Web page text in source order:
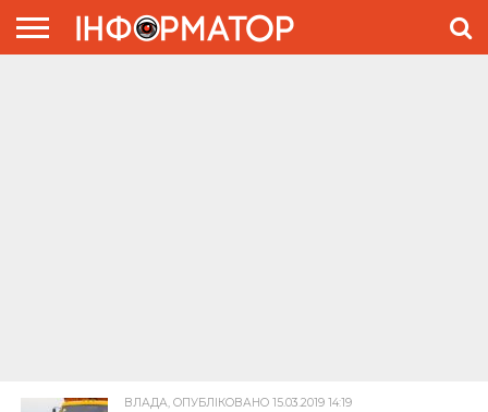
ВЛАДА, ОПУБЛІКОВАНО 15.03.2019 14:19